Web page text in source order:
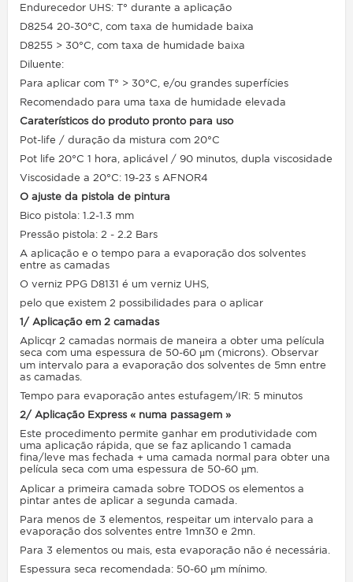
Endurecedor UHS: T° durante a aplicação
D8254 20-30°C, com taxa de humidade baixa
D8255 > 30°C, com taxa de humidade baixa
Diluente:
Para aplicar com T° > 30°C, e/ou grandes superfícies
Recomendado para uma taxa de humidade elevada
Caraterísticos do produto pronto para uso
Pot-life / duração da mistura com 20°C
Pot life 20°C 1 hora, aplicável / 90 minutos, dupla viscosidade
Viscosidade a 20°C: 19-23 s AFNOR4
O ajuste da pistola de pintura
Bico pistola: 1.2-1.3 mm
Pressão pistola: 2 - 2.2 Bars
A aplicação e o tempo para a evaporação dos solventes
entre as camadas
O verniz PPG D8131 é um verniz UHS,
pelo que existem 2 possibilidades para o aplicar
1/ Aplicação em 2 camadas
Aplicqr 2 camadas normais de maneira a obter uma película
seca com uma espessura de 50-60 µm (microns). Observar
um intervalo para a evaporação dos solventes de 5mn entre
as camadas.
Tempo para evaporação antes estufagem/IR: 5 minutos
2/ Aplicação Express « numa passagem »
Este procedimento permite ganhar em produtividade com
uma aplicação rápida, que se faz aplicando 1 camada
fina/leve mas fechada + uma camada normal para obter una
película seca com uma espessura de 50-60 µm.
Aplicar a primeira camada sobre TODOS os elementos a
pintar antes de aplicar a segunda camada.
Para menos de 3 elementos, respeitar um intervalo para a
evaporação dos solventes entre 1mn30 e 2mn.
Para 3 elementos ou mais, esta evaporação não é necessária.
Espessura seca recomendada: 50-60 µm mínimo.